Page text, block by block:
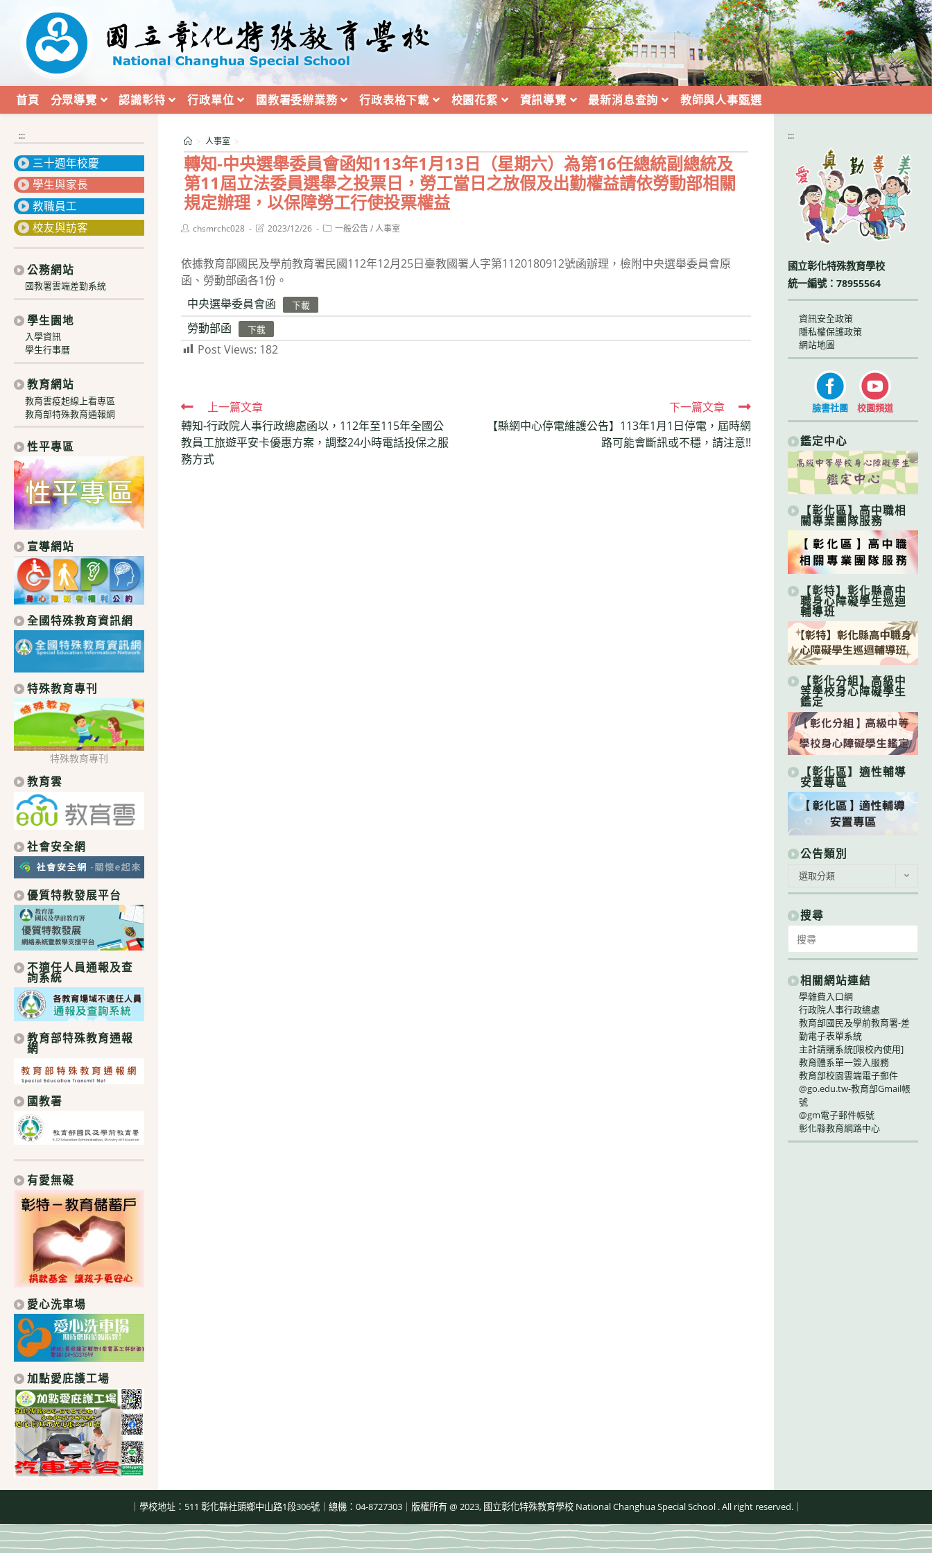
內
首頁 分眾導覽 認識彰特 行政單位 國教署委辦業務 行政表格下載 校園花絮 資訊導覽 最新消息查詢 教師與人事甄選
轉知-中央選舉委員會函知113年1月13日（星期六）為第16任總統副總統及
第11屆立法委員選舉之投票日，勞工當日之放假及出勤權益請依勞動部相關
規定辦理，以保障勞工行使投票權益
> 人事室 >
Postchsmrchc028
Post2023/12/26
Post一般公告 / 人事室
依據教育部國民及學前教育署民國112年12月25日臺教國署人字第1120180912號函辦理，檢附中央選舉委員會原
函、勞動部函各1份。
中央選舉委員會函
下載
勞動部函 下載
Post Views: 182
Read
more
articles
上一篇文章
轉知-行政院人事行政總處函以，112年至115年全國公
教員工旅遊平安卡優惠方案，調整24小時電話投保之服
務方式
下一篇文章
【縣網中心停電維護公告】113年1月1日停電，屆時網
路可能會斷訊或不穩，請注意!!
:::
三十週年校慶
學生與家長
教職員工
校友與訪客
公務網站
國教署雲端差勤系統
學生園地
入學資訊
學生行事曆
教育網站
教育雲疫起線上看專區
教育部特殊教育通報網
性平專區
宣導網站
全國特殊教育資訊網
特殊教育專刊
特殊教育專刊
教育雲
社會安全網
優質特教發展平台
不適任人員通報及查
詢系統
教育部特殊教育通報
網
國教署
有愛無礙
愛心洗車場
加點愛庇護工場
:::
國立彰化特殊教育學校
統一編號：78955564
資訊安全政策
隱私權保護政策
網站地圖
臉書社團 校園頻道
鑑定中心
【彰化區】高中職相
關專業團隊服務
【彰特】彰化縣高中
職身心障礙學生巡迴
輔導班
【彰化分組】高級中
等學校身心障礙學生
鑑定
【彰化區】適性輔導
安置專區
公告類別
類
別
選取分類
搜尋
for:
相關網站連結
學雜費入口網
行政院人事行政總處
教育部國民及學前教育署-差
勤電子表單系統
主計請購系統[限校內使用]
教育體系單一簽入服務
教育部校園雲端電子郵件
@go.edu.tw-教育部Gmail帳
號
@gm電子郵件帳號
彰化縣教育網路中心
｜學校地址：511 彰化縣社頭鄉中山路1段306號｜總機：04-8727303｜版權所有 @ 2023, 國立彰化特殊教育學校 National Changhua Special School . All right reserved.｜